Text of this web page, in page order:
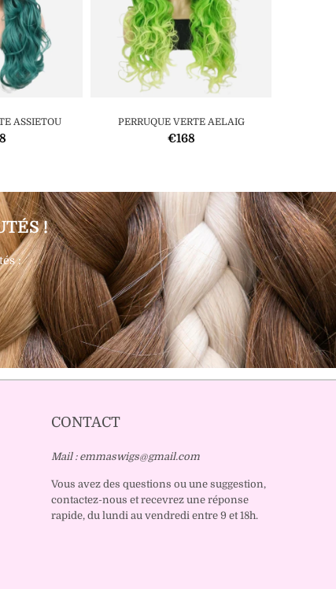
ASSIETOU PERRUQUE VERTE AELAIG
€168
!
:
CONTACT
Mail : emmaswigs@gmail.com
Vous avez des questions ou une suggestion,
contactez-nous et recevrez une réponse
rapide, du lundi au vendredi entre 9 et 18h.